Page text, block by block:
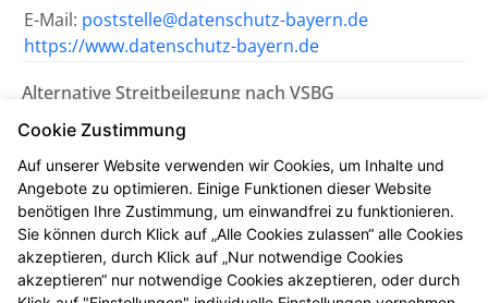
E-Mail: poststelle@datenschutz-bayern.de
https://www.datenschutz-bayern.de
Alternative Streitbeilegung nach VSBG
Wir sind bemüht, eventuelle
Meinungsverschiedenheiten aus unserem Vertrag
einvernehmlich beizulegen. Uns erreichen Sie dazu
auch per E-Mail unterinfo@stgeorgs-apotheke.de.
Wir nehmen nicht an einem
Streitbeilegungsverfahren vor einer
Cookie Zustimmung
Auf unserer Website verwenden wir Cookies, um Inhalte und
Angebote zu optimieren. Einige Funktionen dieser Website
benötigen Ihre Zustimmung, um einwandfrei zu funktionieren.
Sie können durch Klick auf „Alle Cookies zulassen“ alle Cookies
akzeptieren, durch Klick auf „Nur notwendige Cookies
akzeptieren“ nur notwendige Cookies akzeptieren, oder durch